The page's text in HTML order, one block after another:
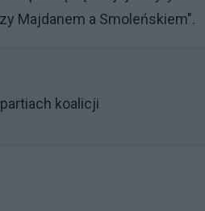
Majdanem a Smoleńskiem".
koalicji